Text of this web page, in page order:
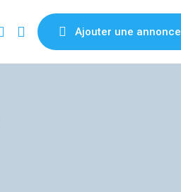
Ajouter une annonce